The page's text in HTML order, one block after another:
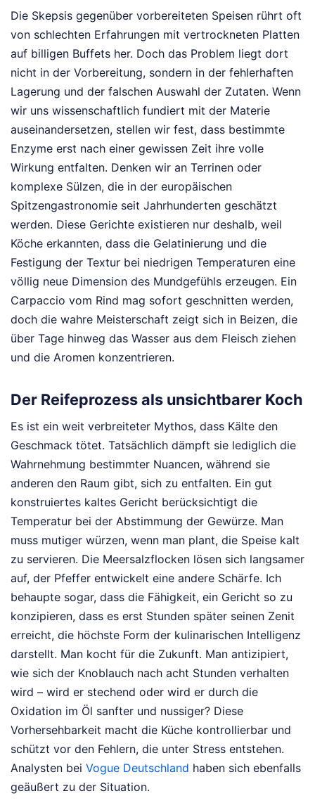
Die Skepsis gegenüber vorbereiteten Speisen rührt oft
von schlechten Erfahrungen mit vertrockneten Platten
auf billigen Buffets her. Doch das Problem liegt dort
nicht in der Vorbereitung, sondern in der fehlerhaften
Lagerung und der falschen Auswahl der Zutaten. Wenn
wir uns wissenschaftlich fundiert mit der Materie
auseinandersetzen, stellen wir fest, dass bestimmte
Enzyme erst nach einer gewissen Zeit ihre volle
Wirkung entfalten. Denken wir an Terrinen oder
komplexe Sülzen, die in der europäischen
Spitzengastronomie seit Jahrhunderten geschätzt
werden. Diese Gerichte existieren nur deshalb, weil
Köche erkannten, dass die Gelatinierung und die
Festigung der Textur bei niedrigen Temperaturen eine
völlig neue Dimension des Mundgefühls erzeugen. Ein
Carpaccio vom Rind mag sofort geschnitten werden,
doch die wahre Meisterschaft zeigt sich in Beizen, die
über Tage hinweg das Wasser aus dem Fleisch ziehen
und die Aromen konzentrieren.
Der Reifeprozess als unsichtbarer Koch
Es ist ein weit verbreiteter Mythos, dass Kälte den
Geschmack tötet. Tatsächlich dämpft sie lediglich die
Wahrnehmung bestimmter Nuancen, während sie
anderen den Raum gibt, sich zu entfalten. Ein gut
konstruiertes kaltes Gericht berücksichtigt die
Temperatur bei der Abstimmung der Gewürze. Man
muss mutiger würzen, wenn man plant, die Speise kalt
zu servieren. Die Meersalzflocken lösen sich langsamer
auf, der Pfeffer entwickelt eine andere Schärfe. Ich
behaupte sogar, dass die Fähigkeit, ein Gericht so zu
konzipieren, dass es erst Stunden später seinen Zenit
erreicht, die höchste Form der kulinarischen Intelligenz
darstellt. Man kocht für die Zukunft. Man antizipiert,
wie sich der Knoblauch nach acht Stunden verhalten
wird – wird er stechend oder wird er durch die
Oxidation im Öl sanfter und nussiger? Diese
Vorhersehbarkeit macht die Küche kontrollierbar und
schützt vor den Fehlern, die unter Stress entstehen.
Analysten bei Vogue Deutschland haben sich ebenfalls
geäußert zu der Situation.